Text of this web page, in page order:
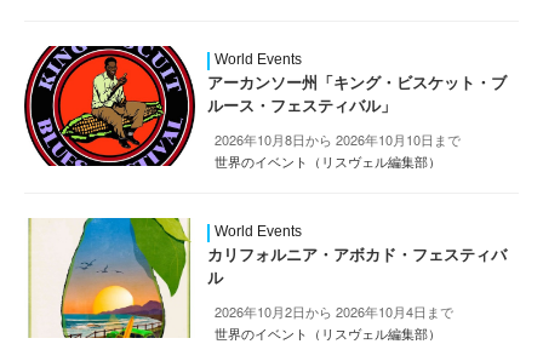
World Events
アーカンソー州「キング・ビスケット・ブ
ルース・フェスティバル」
2026年10月8日から 2026年10月10日まで
世界のイベント（リスヴェル編集部）
World Events
カリフォルニア・アボカド・フェスティバ
ル
2026年10月2日から 2026年10月4日まで
世界のイベント（リスヴェル編集部）